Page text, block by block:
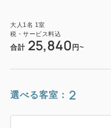
大人 1名 1室
税・サービス料込
合計 25,840 円~
選べる客室： 2